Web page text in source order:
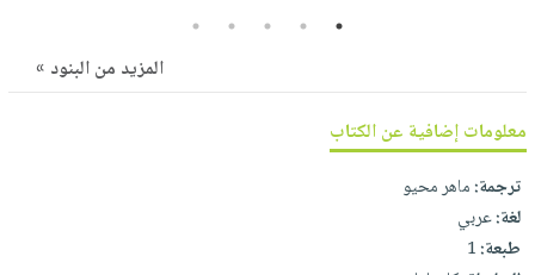
مناسباتيتكرر
طرحها
خدمات
نيل
وفرات
انشر
نشرة
الإصدارات
1
2
3
4
5
المزيد من البنود »
معلومات إضافية عن الكتاب
ترجمة:ماهر محيو
لغة:عربي
طبعة:1